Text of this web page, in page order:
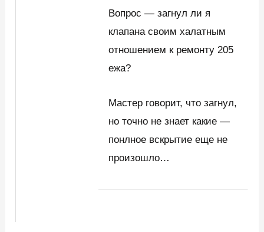
Вопрос — загнул ли я
клапана своим халатным
отношением к ремонту 205
ежа?
Мастер говорит, что загнул,
но точно не знает какие —
понлное вскрытие еще не
произошло…